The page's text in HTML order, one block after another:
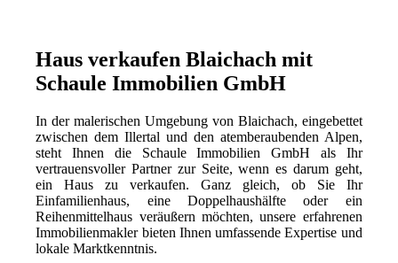
Haus verkaufen Blaichach mit
Schaule Immobilien GmbH
In der malerischen Umgebung von Blaichach, eingebettet
zwischen dem Illertal und den atemberaubenden Alpen,
steht Ihnen die Schaule Immobilien GmbH als Ihr
vertrauensvoller Partner zur Seite, wenn es darum geht,
ein Haus zu verkaufen. Ganz gleich, ob Sie Ihr
Einfamilienhaus, eine Doppelhaushälfte oder ein
Reihenmittelhaus veräußern möchten, unsere erfahrenen
Immobilienmakler bieten Ihnen umfassende Expertise und
lokale Marktkenntnis.